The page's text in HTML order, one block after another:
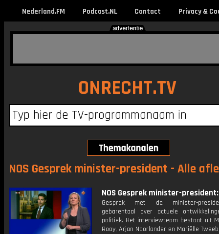
Nederland.FM Podcast.NL Contact Privacy &
ONRECHT.TV
NOS Gesprek minister-president - Alle
NOS Gesprek minister-
Gesprek met de minister-
gebarentaal over actuele
politiek. Het interviewteam bestaat uit
Rooy, Arjan Noorlander en Mariëlle